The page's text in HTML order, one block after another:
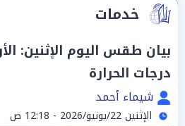
خدمات
بيان طقس اليوم الإثنين:
درجات الحرارة
شيماء أحمد
الإثنين 22/يونيو/2026 - 12:18 ص